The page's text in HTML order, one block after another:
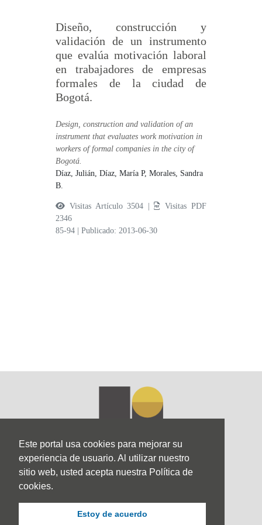
Este portal usa cookies para mejorar su
experiencia de usuario. Al utilizar nuestro
sitio web, usted acepta nuestra Política de
cookies.
Estoy de acuerdo
Diseño, construcción y
validación de un instrumento
que evalúa motivación laboral
en trabajadores de empresas
formales de la ciudad de
Bogotá.
Design, construction and validation of an
instrument that evaluates work motivation in
workers of formal companies in the city of
Bogotá.
Díaz, Julián,Díaz, María P,Morales, Sandra
B.
Visitas Artículo 3504 |
Visitas PDF
2346
85-94
|Publicado: 2013-06-30